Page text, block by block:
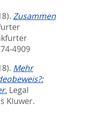
Zusammen
4909
Mehr
Legal
Kluwer.